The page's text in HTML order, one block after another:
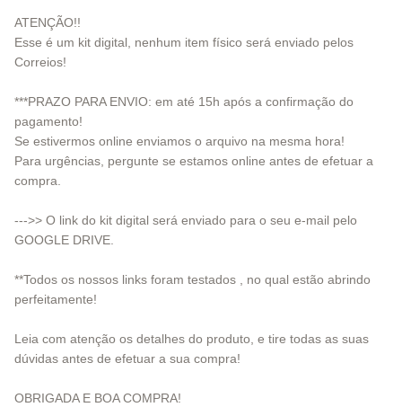
ATENÇÃO!!
Esse é um kit digital, nenhum item físico será enviado pelos
Correios!
***PRAZO PARA ENVIO: em até 15h após a confirmação do
pagamento!
Se estivermos online enviamos o arquivo na mesma hora!
Para urgências, pergunte se estamos online antes de efetuar a
compra.
--->> O link do kit digital será enviado para o seu e-mail pelo
GOOGLE DRIVE.
**Todos os nossos links foram testados , no qual estão abrindo
perfeitamente!
Leia com atenção os detalhes do produto, e tire todas as suas
dúvidas antes de efetuar a sua compra!
OBRIGADA E BOA COMPRA!